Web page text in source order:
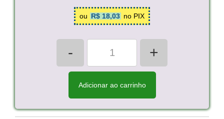
ou R$ 18,03 no PIX
- +
Adicionar ao carrinho